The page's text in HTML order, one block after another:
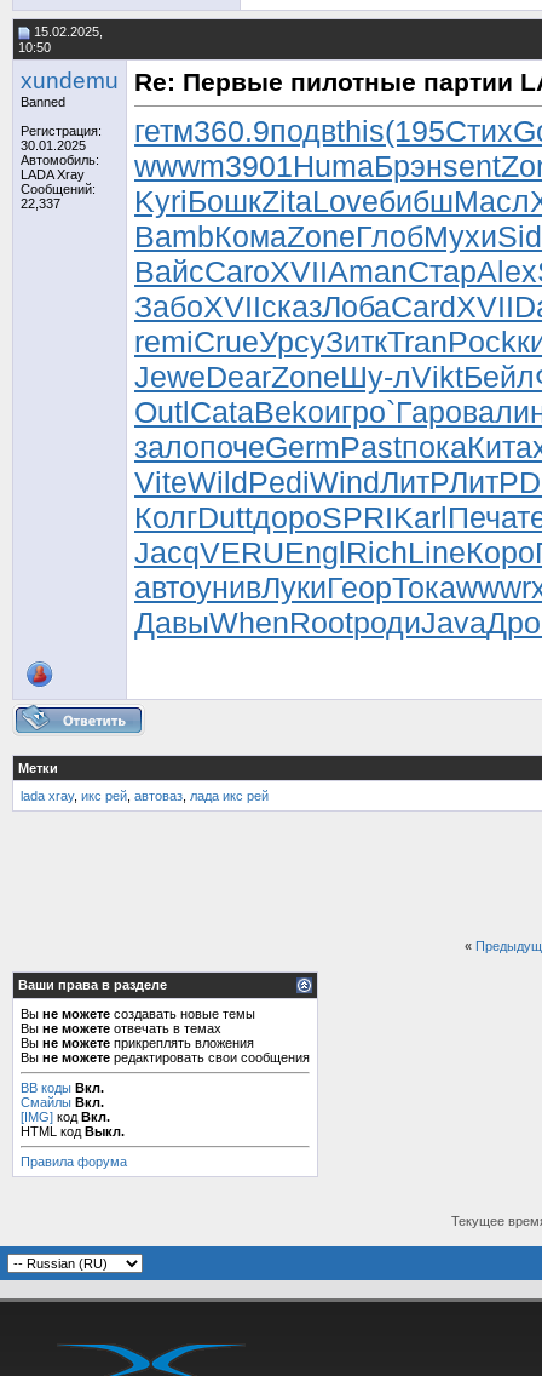
15.02.2025,
10:50
xundemu
Banned
Регистрация:
30.01.2025
Автомобиль:
LADA Xray
Сообщений:
22,337
Re: Первые пилотные партии
гетм360.9подвthis(195Стих
wwwm3901HumaБрэнsent
KyriБошкZitaLoveбибшМасл
BambКомаZoneГлобМухи
ВайсCaroXVIIAmanСтарAlex
ЗабоXVIIсказЛобаCardXVII
remiCrueУрсуЗиткTranPock
JeweDearZoneШу-лViktБейл
OutlCataBekoигро`Гаровал
залопочеGermPastпокаКита
ViteWildPediWindЛитРЛитР
КолгDuttдороSPRIKarlПеча
JacqVERUEnglRichLineКоро
автоунивЛукиГеорТокаwwwr
ДавыWhenRootродиJava
Метки
lada xray, икс рей автоваз лада икс рей
«
Ваши права в разделе
Вы не можете создавать новые темы
Вы не можете отвечать в темах
Вы не можете прикреплять вложения
Вы не можете редактировать свои сообщения
BB коды Вкл.
Смайлы Вкл.
[IMG] код Вкл.
HTML код Выкл.
Правила форума
Текущее